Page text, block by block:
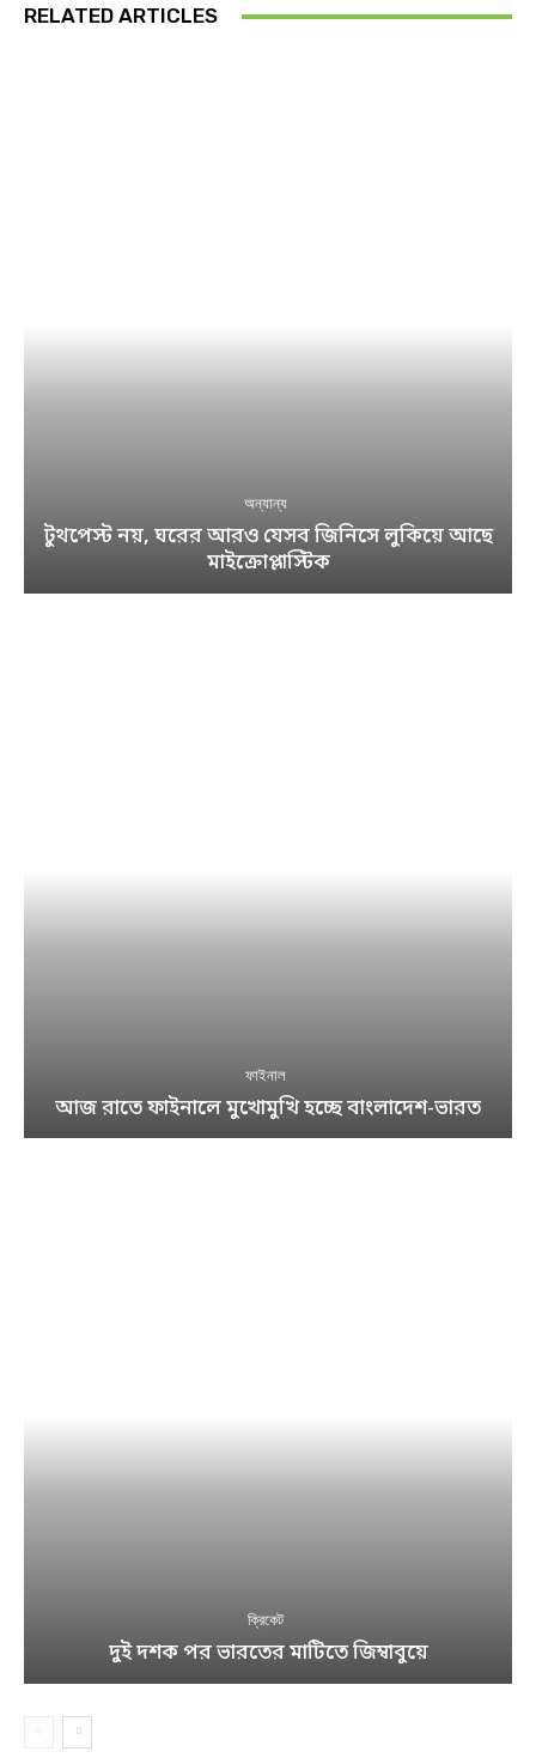
RELATED ARTICLES
অন্যান্য
টুথপেস্ট নয়, ঘরের আরও যেসব জিনিসে লুকিয়ে আছে
মাইক্রোপ্লাস্টিক
ফাইনাল
আজ রাতে ফাইনালে মুখোমুখি হচ্ছে বাংলাদেশ-ভারত
ক্রিকেট
দুই দশক পর ভারতের মাটিতে জিম্বাবুয়ে